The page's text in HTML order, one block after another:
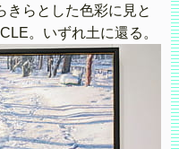
きらとした色彩に見と
。いずれ土に還る。